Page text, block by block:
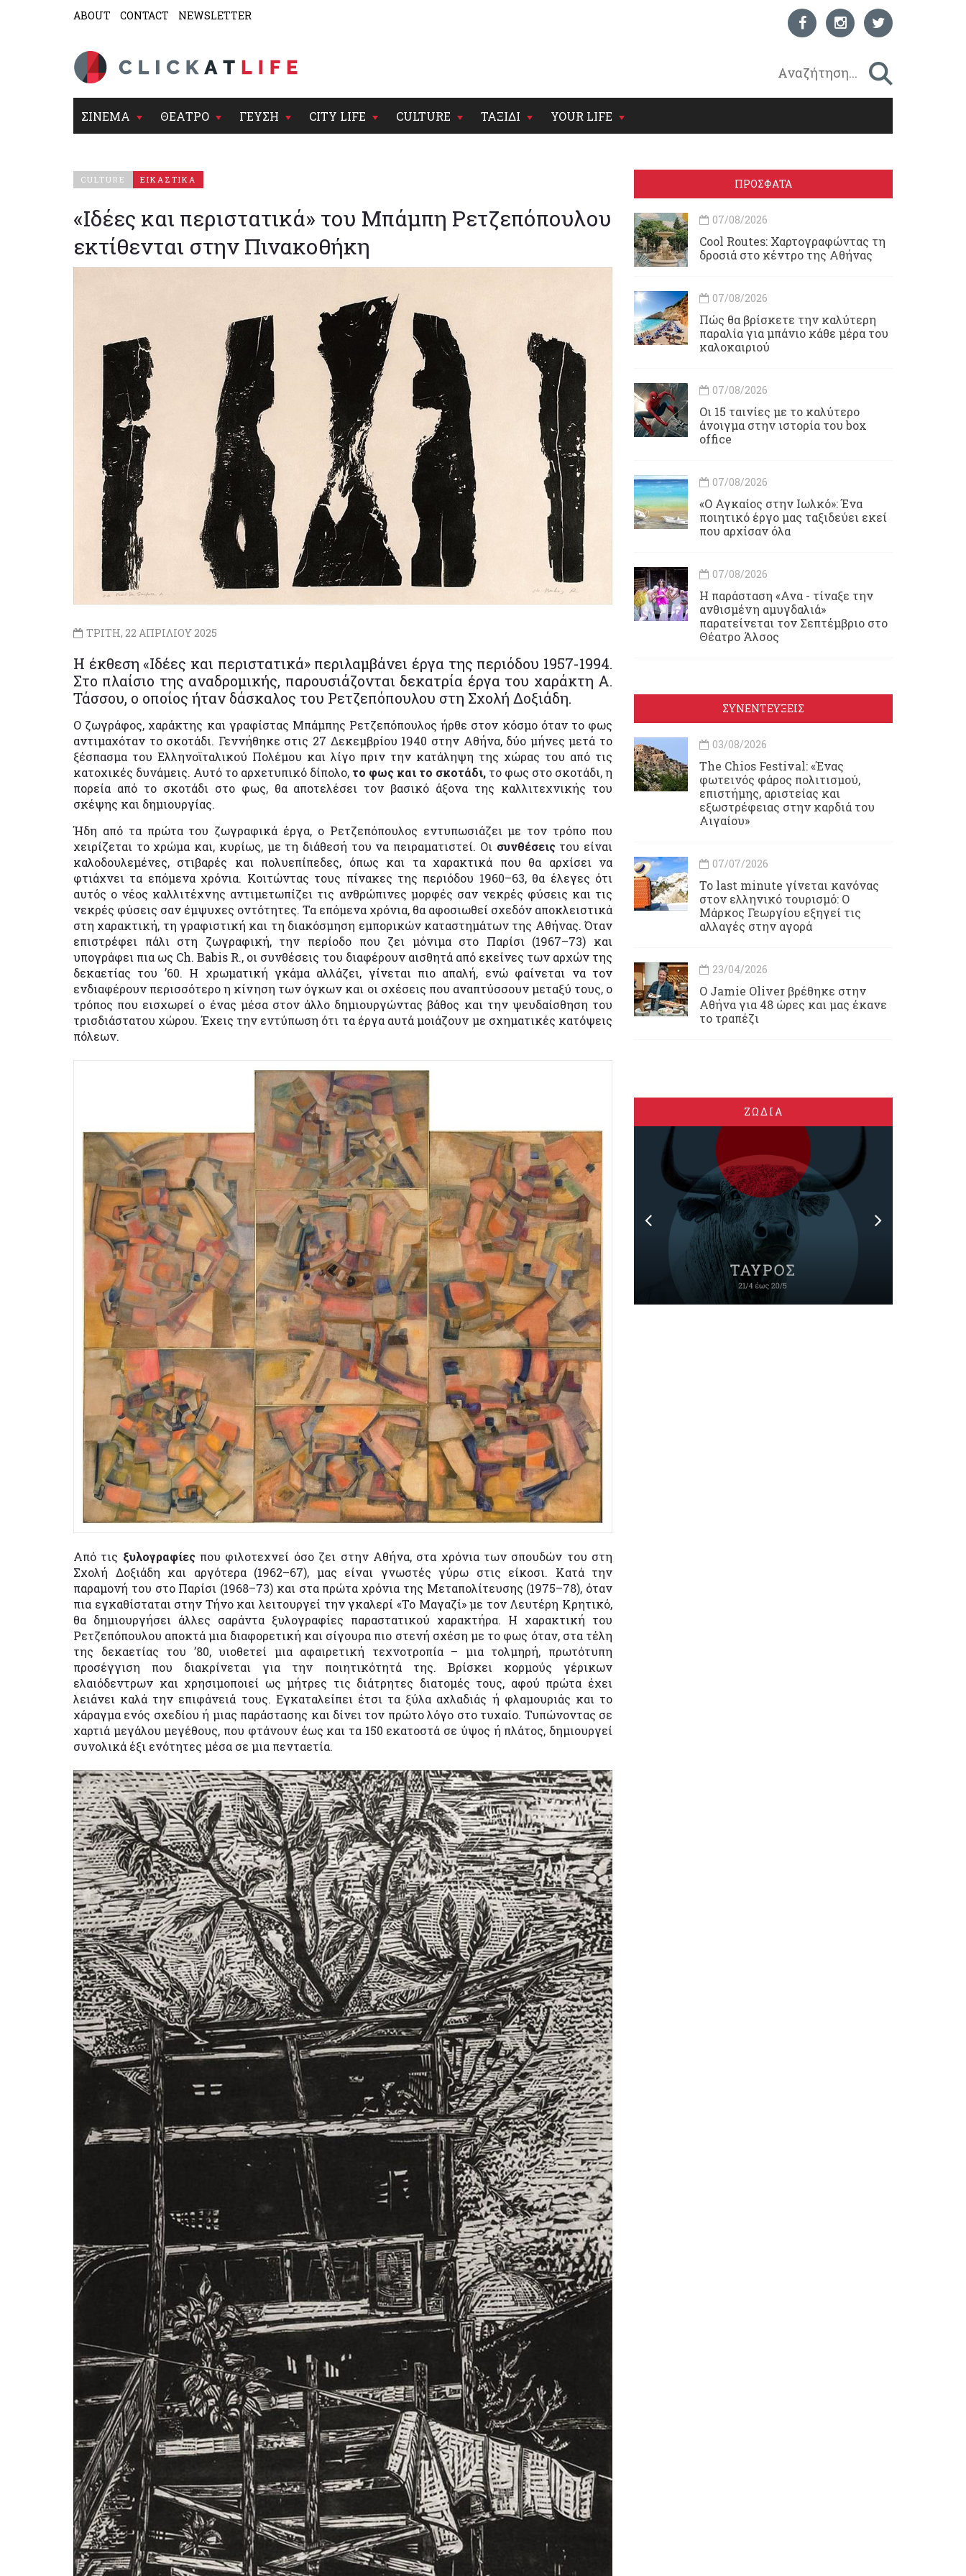
ABOUT CONTACT NEWSLETTER
ΣΙΝΕΜΑ ΘΕΑΤΡΟ ΓΕΥΣΗ CITY LIFE CULTURE ΤΑΞΙΔΙ YOUR LIFE
CULTURE ΕΙΚΑΣΤΙΚΑ
«Ιδέες και περιστατικά» του Μπάμπη Ρετζεπόπουλου
εκτίθενται στην Πινακοθήκη
ΤΡΙΤΗ, 22 ΑΠΡΙΛΙΟΥ 2025
Η έκθεση «Ιδέες και περιστατικά» περιλαμβάνει έργα της περιόδου 1957-1994.
Στο πλαίσιο της αναδρομικής, παρουσιάζονται δεκατρία έργα του χαράκτη Α.
Τάσσου, ο οποίος ήταν δάσκαλος του Ρετζεπόπουλου στη Σχολή Δοξιάδη.
Ο ζωγράφος, χαράκτης και γραφίστας Μπάμπης Ρετζεπόπουλος ήρθε στον κόσμο όταν το φως
αντιμαχόταν το σκοτάδι. Γεννήθηκε στις 27 Δεκεμβρίου 1940 στην Αθήνα, δύο μήνες μετά το
ξέσπασμα του Ελληνοϊταλικού Πολέμου και λίγο πριν την κατάληψη της χώρας του από τις
κατοχικές δυνάμεις. Αυτό το αρχετυπικό δίπολο, το φως και το σκοτάδι, το φως στο σκοτάδι, η
πορεία από το σκοτάδι στο φως, θα αποτελέσει τον βασικό άξονα της καλλιτεχνικής του
σκέψης και δημιουργίας.
Ήδη από τα πρώτα του ζωγραφικά έργα, ο Ρετζεπόπουλος εντυπωσιάζει με τον τρόπο που
χειρίζεται το χρώμα και, κυρίως, με τη διάθεσή του να πειραματιστεί. Οι συνθέσεις του είναι
καλοδουλεμένες, στιβαρές και πολυεπίπεδες, όπως και τα χαρακτικά που θα αρχίσει να
φτιάχνει τα επόμενα χρόνια. Κοιτώντας τους πίνακες της περιόδου 1960–63, θα έλεγες ότι
αυτός ο νέος καλλιτέχνης αντιμετωπίζει τις ανθρώπινες μορφές σαν νεκρές φύσεις και τις
νεκρές φύσεις σαν έμψυχες οντότητες. Τα επόμενα χρόνια, θα αφοσιωθεί σχεδόν αποκλειστικά
στη χαρακτική, τη γραφιστική και τη διακόσμηση εμπορικών καταστημάτων της Αθήνας. Όταν
επιστρέφει πάλι στη ζωγραφική, την περίοδο που ζει μόνιμα στο Παρίσι (1967–73) και
υπογράφει πια ως Ch. Babis R., οι συνθέσεις του διαφέρουν αισθητά από εκείνες των αρχών της
δεκαετίας του ’60. Η χρωματική γκάμα αλλάζει, γίνεται πιο απαλή, ενώ φαίνεται να τον
ενδιαφέρουν περισσότερο η κίνηση των όγκων και οι σχέσεις που αναπτύσσουν μεταξύ τους, ο
τρόπος που εισχωρεί ο ένας μέσα στον άλλο δημιουργώντας βάθος και την ψευδαίσθηση του
τρισδιάστατου χώρου. Έχεις την εντύπωση ότι τα έργα αυτά μοιάζουν με σχηματικές κατόψεις
πόλεων.
Από τις ξυλογραφίες που φιλοτεχνεί όσο ζει στην Αθήνα, στα χρόνια των σπουδών του στη
Σχολή Δοξιάδη και αργότερα (1962–67), μας είναι γνωστές γύρω στις είκοσι. Κατά την
παραμονή του στο Παρίσι (1968–73) και στα πρώτα χρόνια της Μεταπολίτευσης (1975–78), όταν
πια εγκαθίσταται στην Τήνο και λειτουργεί την γκαλερί «Το Μαγαζί» με τον Λευτέρη Κρητικό,
θα δημιουργήσει άλλες σαράντα ξυλογραφίες παραστατικού χαρακτήρα. Η χαρακτική του
Ρετζεπόπουλου αποκτά μια διαφορετική και σίγουρα πιο στενή σχέση με το φως όταν, στα τέλη
της δεκαετίας του ’80, υιοθετεί μια αφαιρετική τεχνοτροπία – μια τολμηρή, πρωτότυπη
προσέγγιση που διακρίνεται για την ποιητικότητά της. Βρίσκει κορμούς γέρικων
ελαιόδεντρων και χρησιμοποιεί ως μήτρες τις διάτρητες διατομές τους, αφού πρώτα έχει
λειάνει καλά την επιφάνειά τους. Εγκαταλείπει έτσι τα ξύλα αχλαδιάς ή φλαμουριάς και το
χάραγμα ενός σχεδίου ή μιας παράστασης και δίνει τον πρώτο λόγο στο τυχαίο. Τυπώνοντας σε
χαρτιά μεγάλου μεγέθους, που φτάνουν έως και τα 150 εκατοστά σε ύψος ή πλάτος, δημιουργεί
συνολικά έξι ενότητες μέσα σε μια πενταετία.
ΠΡΟΣΦΑΤΑ
07/08/2026
Cool Routes: Χαρτογραφώντας τη
δροσιά στο κέντρο της Αθήνας
07/08/2026
Πώς θα βρίσκετε την καλύτερη
παραλία για μπάνιο κάθε μέρα του
καλοκαιριού
07/08/2026
Οι 15 ταινίες με το καλύτερο
άνοιγμα στην ιστορία του box
office
07/08/2026
«Ο Αγκαίος στην Ιωλκό»: Ένα
ποιητικό έργο μας ταξιδεύει εκεί
που αρχίσαν όλα
07/08/2026
Η παράσταση «Ανα - τίναξε την
ανθισμένη αμυγδαλιά»
παρατείνεται τον Σεπτέμβριο στο
Θέατρο Άλσος
ΣΥΝΕΝΤΕΥΞΕΙΣ
03/08/2026
Τhe Chios Festival: «Ένας
φωτεινός φάρος πολιτισμού,
επιστήμης, αριστείας και
εξωστρέφειας στην καρδιά του
Αιγαίου»
07/07/2026
Το last minute γίνεται κανόνας
στον ελληνικό τουρισμό: Ο
Μάρκος Γεωργίου εξηγεί τις
αλλαγές στην αγορά
23/04/2026
Ο Jamie Oliver βρέθηκε στην
Αθήνα για 48 ώρες και μας έκανε
το τραπέζι
ΖΩΔΙΑ